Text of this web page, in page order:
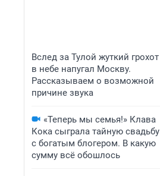
Вслед за Тулой жуткий грохот
в небе напугал Москву.
Рассказываем о возможной
причине звука
«Теперь мы семья!» Клава
Кока сыграла тайную свадьбу
с богатым блогером. В какую
сумму всё обошлось